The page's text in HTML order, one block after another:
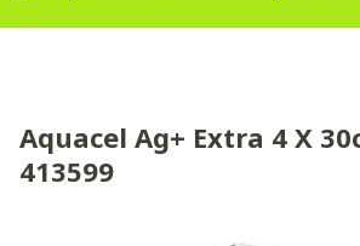
Aquacel Ag+ Extra 4 X
413599